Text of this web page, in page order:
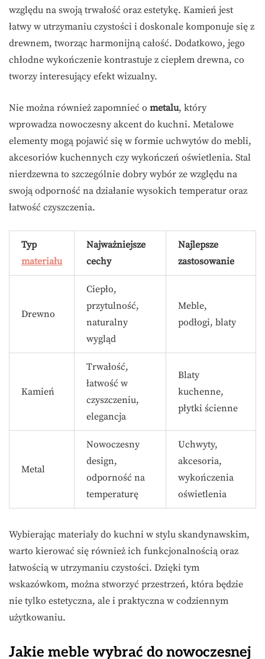
względu na swoją trwałość oraz estetykę. Kamień jest
łatwy w utrzymaniu czystości i doskonale komponuje się z
drewnem, tworząc harmonijną całość. Dodatkowo, jego
chłodne wykończenie kontrastuje z ciepłem drewna, co
tworzy interesujący efekt wizualny.
Nie można również zapomnieć o metalu, który
wprowadza nowoczesny akcent do kuchni. Metalowe
elementy mogą pojawić się w formie uchwytów do mebli,
akcesoriów kuchennych czy wykończeń oświetlenia. Stal
nierdzewna to szczególnie dobry wybór ze względu na
swoją odporność na działanie wysokich temperatur oraz
łatwość czyszczenia.
Typ
materiału
Najważniejsze
cechy
Najlepsze
zastosowanie
Drewno
Ciepło,
przytulność,
naturalny
wygląd
Meble,
podłogi, blaty
Kamień
Trwałość,
łatwość w
czyszczeniu,
elegancja
Blaty
kuchenne,
płytki ścienne
Metal
Nowoczesny
design,
odporność na
temperaturę
Uchwyty,
akcesoria,
wykończenia
oświetlenia
Wybierając materiały do kuchni w stylu skandynawskim,
warto kierować się również ich funkcjonalnością oraz
łatwością w utrzymaniu czystości. Dzięki tym
wskazówkom, można stworzyć przestrzeń, która będzie
nie tylko estetyczna, ale i praktyczna w codziennym
użytkowaniu.
Jakie meble wybrać do nowoczesnej